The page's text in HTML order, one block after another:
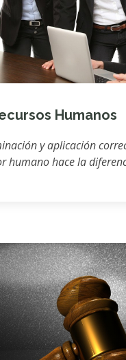
Humanos
y aplicación
humano hace la